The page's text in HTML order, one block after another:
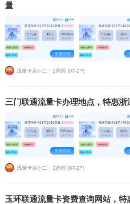
量
流量卡店小二 ⋅ 2周前 (07-27)
三门联通流量卡办理地点，特惠
流量卡店小二 ⋅ 2周前 (07-27)
玉环联通流量卡资费查询网站，